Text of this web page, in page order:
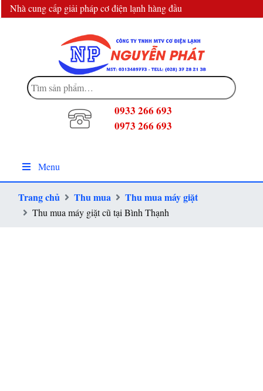
Nhà cung cấp giải pháp cơ điện lạnh hàng đầu
Tìm
kiếm:
0933 266 693
0973 266 693
Menu
Trang chủ Thu mua Thu mua máy giặt
Thu mua máy giặt cũ tại Bình Thạnh